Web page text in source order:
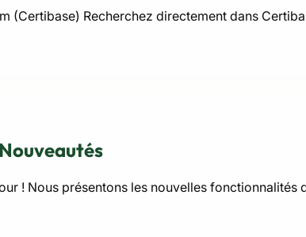
(Certibase) Recherchez directement dans
! Nous présentons les nouvelles